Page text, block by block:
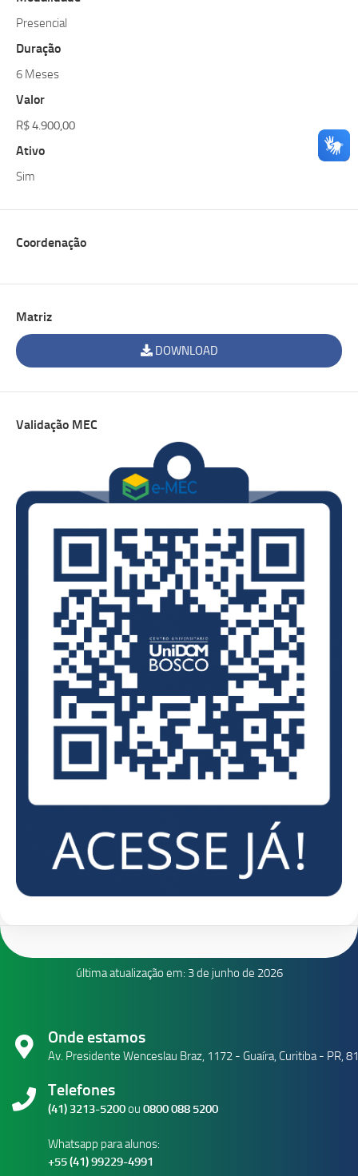
Presencial
Duração
6 Meses
Valor
R$ 4.900,00
Ativo
Sim
Coordenação
Matriz
DOWNLOAD
Validação MEC
última atualização em: 3 de junho de 2026
Onde estamos
Av. Presidente Wenceslau Braz, 1172 - Guaíra, Curitiba - PR,
Telefones
(41) 3213-5200ou 0800 088 5200
Whatsapp para alunos:
+55 (41) 99229-4991